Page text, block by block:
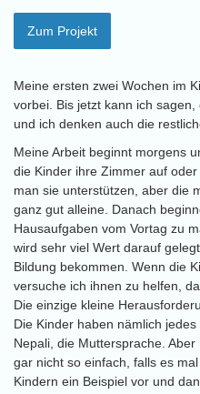
Zum Projekt
Meine ersten zwei Wochen im
vorbei. Bis jetzt kann ich
und ich denken auch die
Meine Arbeit beginnt morgens
die Kinder ihre Zimmer auf
man sie unterstützen, aber die
ganz gut alleine. Danach
Hausaufgaben vom Vortag zu
wird sehr viel Wert darauf
Bildung bekommen. Wenn die
versuche ich ihnen zu helfen,
Die einzige kleine
Die Kinder haben nämlich
Nepali, die Muttersprache.
gar nicht so einfach, falls es
Kindern ein Beispiel vor und